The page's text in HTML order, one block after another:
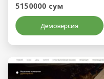
5150000 сум
Демоверсия